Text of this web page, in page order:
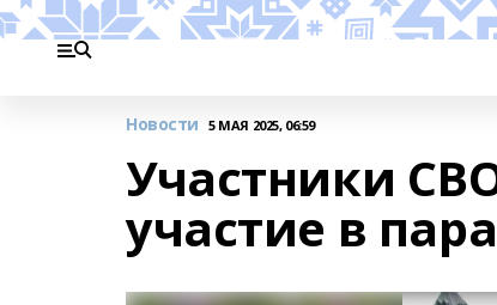
Новости 5 МАЯ 2025, 06:59
Участники
участие в